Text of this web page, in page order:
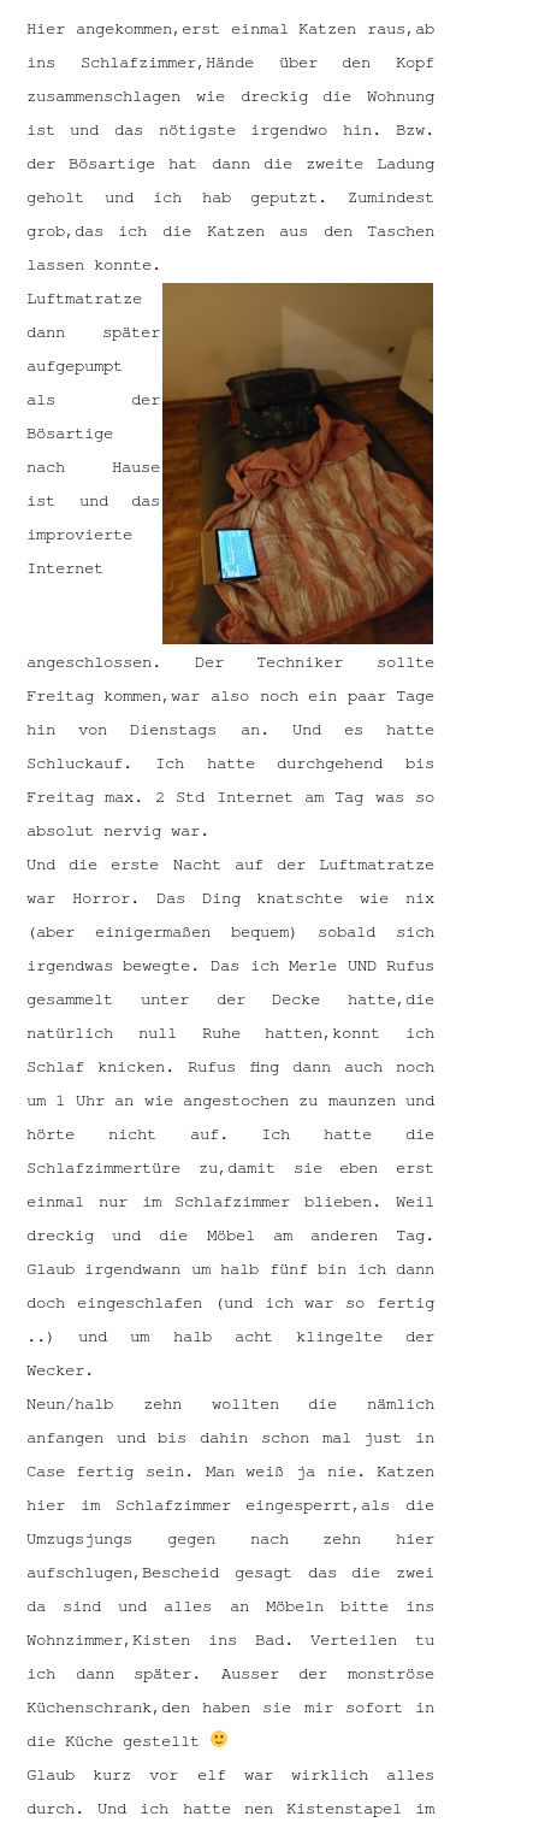
Hier angekommen,erst einmal Katzen raus,ab
ins Schlafzimmer,Hände über den Kopf
zusammenschlagen wie dreckig die Wohnung
ist und das nötigste irgendwo hin. Bzw.
der Bösartige hat dann die zweite Ladung
geholt und ich hab geputzt. Zumindest
grob,das ich die Katzen aus den Taschen
lassen konnte.
Luftmatratze
dann später
aufgepumpt
als der
Bösartige
nach Hause
ist und das
improvierte
Internet
angeschlossen. Der Techniker sollte
Freitag kommen,war also noch ein paar Tage
hin von Dienstags an. Und es hatte
Schluckauf. Ich hatte durchgehend bis
Freitag max. 2 Std Internet am Tag was so
absolut nervig war.
Und die erste Nacht auf der Luftmatratze
war Horror. Das Ding knatschte wie nix
(aber einigermaßen bequem) sobald sich
irgendwas bewegte. Das ich Merle UND Rufus
gesammelt unter der Decke hatte,die
natürlich null Ruhe hatten,konnt ich
Schlaf knicken. Rufus fing dann auch noch
um 1 Uhr an wie angestochen zu maunzen und
hörte nicht auf. Ich hatte die
Schlafzimmertüre zu,damit sie eben erst
einmal nur im Schlafzimmer blieben. Weil
dreckig und die Möbel am anderen Tag.
Glaub irgendwann um halb fünf bin ich dann
doch eingeschlafen (und ich war so fertig
..) und um halb acht klingelte der
Wecker.
Neun/halb zehn wollten die nämlich
anfangen und bis dahin schon mal just in
Case fertig sein. Man weiß ja nie. Katzen
hier im Schlafzimmer eingesperrt,als die
Umzugsjungs gegen nach zehn hier
aufschlugen,Bescheid gesagt das die zwei
da sind und alles an Möbeln bitte ins
Wohnzimmer,Kisten ins Bad. Verteilen tu
ich dann später. Ausser der monströse
Küchenschrank,den haben sie mir sofort in
die Küche gestellt
Glaub kurz vor elf war wirklich alles
durch. Und ich hatte nen Kistenstapel im